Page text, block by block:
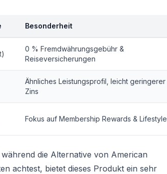
Besonderheit
0 % Fremdwährungsgebühr &
Reiseversicherungen
Ähnliches Leistungsprofil, leicht geringerer
Zins
Fokus auf Membership Rewards & Lifestyle
die Alternative von American
achtest, bietet dieses Produkt ein sehr